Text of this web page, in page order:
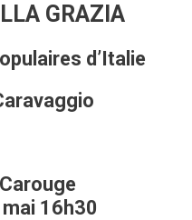
GRAZIA
d’Italie
16h30